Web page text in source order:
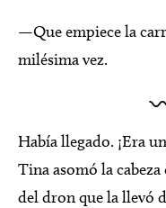
—Que empiece la
milésima vez.
Había llegado. ¡Era
Tina asomó la
del dron que la llevó